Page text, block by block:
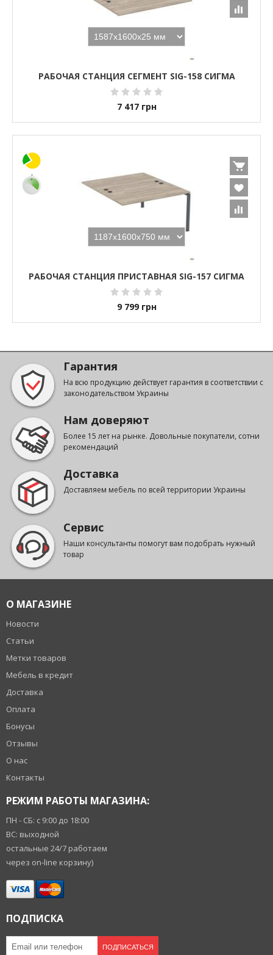
РАБОЧАЯ СТАНЦИЯ СЕГМЕНТ SIG-158 СИГМА
7 417 грн
РАБОЧАЯ СТАНЦИЯ ПРИСТАВНАЯ SIG-157 СИГМА
9 799 грн
Гарантия
На всю продукцию действует гарантия в соответствии с
законодательством Украины
Нам доверяют
Более 15 лет на рынке. Довольные покупатели, сотни
рекомендаций
Доставка
Доставляем мебель по всей территории Украины
Сервис
Наши консультанты помогут вам подобрать нужный
товар
О МАГАЗИНЕ
Новости
Статьи
Метки товаров
Мебель в кредит
Доставка
Оплата
Бонусы
Отзывы
О нас
Контакты
РЕЖИМ РАБОТЫ МАГАЗИНА:
ПН - СБ: с 9:00 до 18:00
ВС: выходной
остальные 24/7 работаем
через on-line корзину)
ПОДПИСКА
ПОДПИСАТЬСЯ